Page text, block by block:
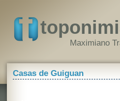
Maximiano
Casas de Guiguan